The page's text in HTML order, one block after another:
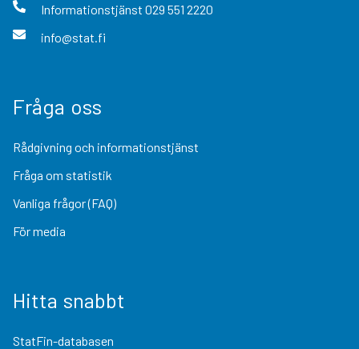
Informationstjänst 029 551 2220
info@stat.fi
Fråga oss
Rådgivning och informationstjänst
Fråga om statistik
Vanliga frågor (FAQ)
För media
Hitta snabbt
StatFin-databasen